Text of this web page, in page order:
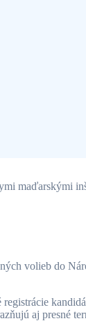
maďarskými
volieb do
aj presné